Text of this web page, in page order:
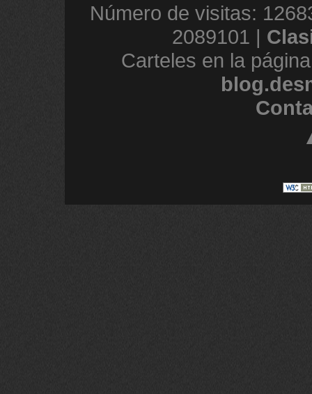
Número de visitas:
2089101 |
Carteles en la